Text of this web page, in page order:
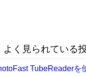
よく見られている
TubeReaderを